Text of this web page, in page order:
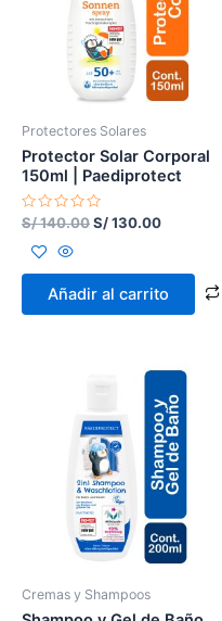
Protectores Solares
Protector Solar Corporal
150ml | Paediprotect
Valorado
con
de
5
S/140.00S/130.00
Añadir al carrito
Cremas y Shampoos